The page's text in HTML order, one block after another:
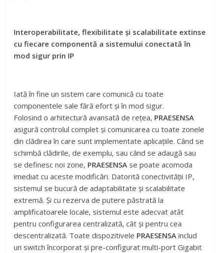
Interoperabilitate, flexibilitate și scalabilitate extinse
cu fiecare componentă a sistemului conectată în
mod sigur prin IP
Iată în fine un sistem care comunică cu toate
componentele sale fără efort și în mod sigur.
Folosind o arhitectură avansată de rețea, PRAESENSA
asigură controlul complet și comunicarea cu toate zonele
din clădirea în care sunt implementate aplicațiile. Când se
schimbă clădirile, de exemplu, sau când se adaugă sau
se definesc noi zone, PRAESENSA se poate acomoda
imediat cu aceste modificări. Datorită conectivității IP,
sistemul se bucură de adaptabilitate și scalabilitate
extremă. Și cu rezerva de putere păstrată la
amplificatoarele locale, sistemul este adecvat atât
pentru configurarea centralizată, cât și pentru cea
descentralizată. Toate dispozitivele PRAESENSAinclud
un switch încorporat și pre-configurat multi-port Gigabit